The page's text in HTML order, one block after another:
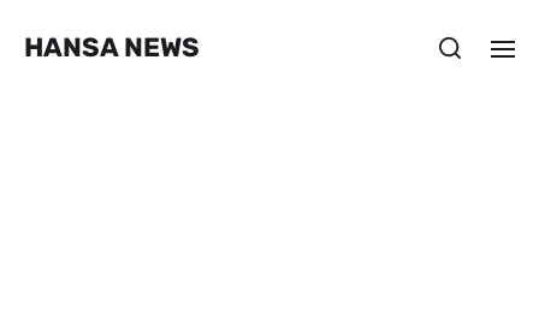
HANSA NEWS